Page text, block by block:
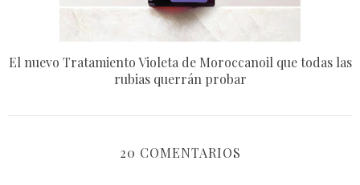
El nuevo Tratamiento Violeta de Moroccanoil que todas las
rubias querrán probar
20 COMENTARIOS